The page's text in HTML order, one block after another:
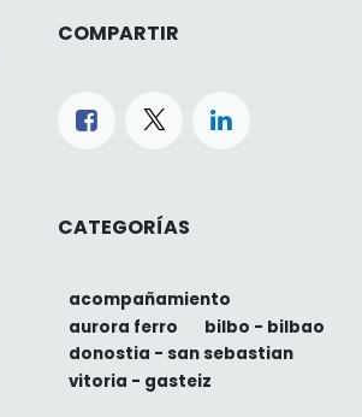
COMPARTIR
CATEGORÍAS
acompañamiento
aurora ferro
bilbo - bilbao
donostia - san sebastian
vitoria - gasteiz